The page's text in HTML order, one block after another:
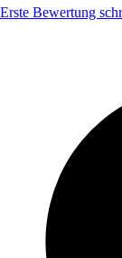
Erste Bewertung